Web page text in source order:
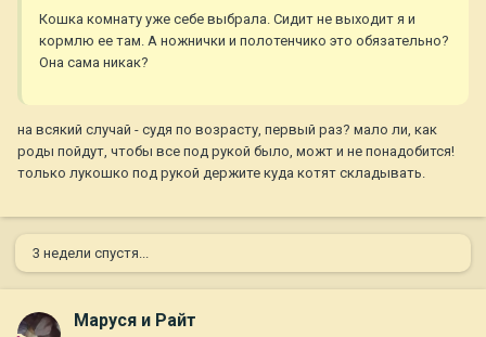
Кошка комнату уже себе выбрала. Сидит не выходит я и
кормлю ее там. А ножнички и полотенчико это обязательно?
Она сама никак?
на всякий случай - судя по возрасту, первый раз? мало ли, как
роды пойдут, чтобы все под рукой было, можт и не понадобится!
только лукошко под рукой держите куда котят складывать.
3 недели спустя...
Маруся и Райт